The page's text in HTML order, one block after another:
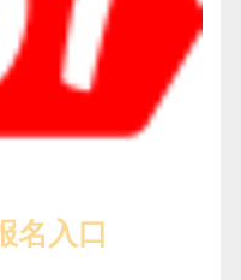
名入口